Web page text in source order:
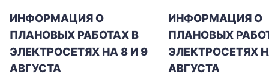
ИНФОРМАЦИЯ О
ПЛАНОВЫХ РАБОТАХ В
ЭЛЕКТРОСЕТЯХ НА 8 И 9
АВГУСТА
ИНФОРМАЦИЯ О
ПЛАНОВЫХ
ЭЛЕКТРОСЕТЯХ
АВГУСТА